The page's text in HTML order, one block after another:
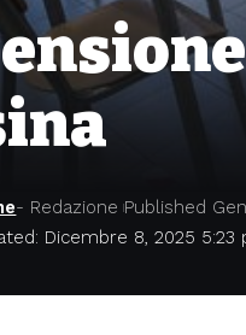
Dicembre 8, 2025 5:23
- Redazione Published